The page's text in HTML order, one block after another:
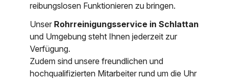
Wien
reibungslosen Funktionieren zu bringen.
Unser Rohrreinigungsservice in Schlattan
und Umgebung steht Ihnen jederzeit zur
Verfügung.
Zudem sind unsere freundlichen und
hochqualifizierten Mitarbeiter rund um die Uhr